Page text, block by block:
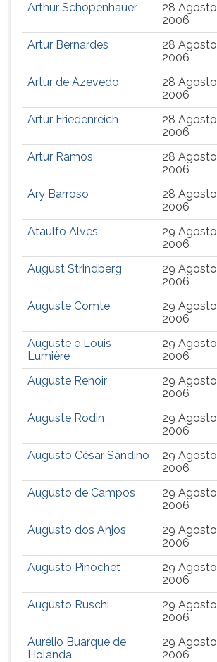
menu
pressione
tecla
depois
Pressione
para
instrução
Arthur Schopenhauer
28 Agosto
2006
Artur Bernardes
28 Agosto
2006
Artur de Azevedo
28 Agosto
2006
Artur Friedenreich
28 Agosto
2006
Artur Ramos
28 Agosto
2006
Ary Barroso
28 Agosto
2006
Ataulfo Alves
29 Agosto
2006
August Strindberg
29 Agosto
2006
Auguste Comte
29 Agosto
2006
Auguste e Louis
Lumière
29 Agosto
2006
Auguste Renoir
29 Agosto
2006
Auguste Rodin
29 Agosto
2006
Augusto César Sandino
29 Agosto
2006
Augusto de Campos
29 Agosto
2006
Augusto dos Anjos
29 Agosto
2006
Augusto Pinochet
29 Agosto
2006
Augusto Ruschi
29 Agosto
2006
Aurélio Buarque de
Holanda
29 Agosto
2006